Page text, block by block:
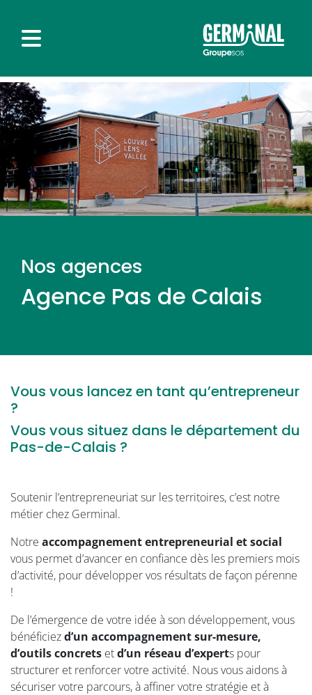
Nos agences
Agence Pas de Calais
Vous vous lancez en tant qu’entrepreneur
?
Vous vous situez dans le département du
Pas-de-Calais ?
Soutenir l’entrepreneuriat sur les territoires, c’est notre
métier chez Germinal.
Notre accompagnement entrepreneurial et social
vous permet d’avancer en confiance dès les premiers mois
d’activité, pour développer vos résultats de façon pérenne
!
De l’émergence de votre idée à son développement, vous
bénéficiezd’un accompagnement sur-mesure,
d’outils concrets etd’un réseau d’experts pour
structurer et renforcer votre activité. Nous vous aidons à
sécuriser votre parcours, à affiner votre stratégie et à